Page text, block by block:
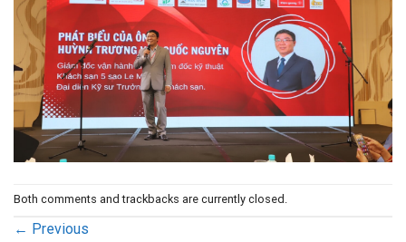
Both comments and trackbacks are currently closed.
← Previous